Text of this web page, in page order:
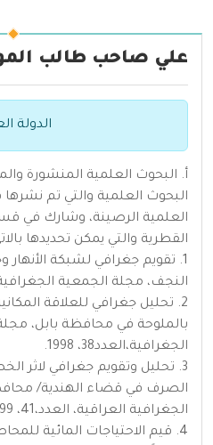
علي صاحب طالب
الدولة
أ‌. البحوث العلمية المنشورة
البحوث العلمية والتي تم
العلمية الرصينة، وشارك في
القطرية والتي يمكن تحديدها
1. تقويم جغرافي لشبكة
النجف، مجلة الجمعية الجغرافية،العدد
2. تحليل جغرافي للعلاقة
بالملوحة في محافظة بابل،
الجغرافية،العدد38، 1998.
3. تحليل وتقويم جغرافي لاثر
الصرف في قضاء الهندية/
الجغرافية العراقية، العدد،41، 1999.
4. قيم الاحتياجات المائية